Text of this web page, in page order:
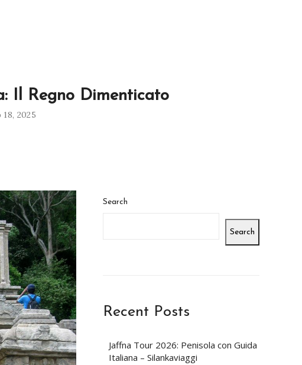
Il Regno Dimenticato
18, 2025
Search
Search
Recent Posts
Jaffna Tour 2026: Penisola con Guida
Italiana – Silankaviaggi